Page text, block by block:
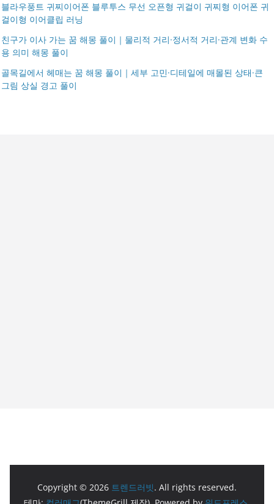
블라우풍트 귀찌이어폰 블루투스 무선 오픈형 귀걸이 귀찌형 이어폰 귀
걸이형 이어클립 러닝
친구가 이사 가는 꿈 해몽 풀이｜물리적 거리·정서적 거리·관계 변화 수
용 의미 해몽 풀이
골목길에서 헤매는 꿈 해몽 풀이｜세부 고민·디테일에 매몰된 상태·큰
그림 상실 경고 풀이
Copyright © 2026 트렌드러빗. All rights reserved.